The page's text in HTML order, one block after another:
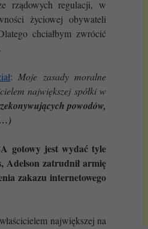
rządowych regulacji, w
życiowej obywateli
chciałbym zwrócić
: Moje zasady moralne
największej spółki w
powodów,
gotowy jest wydać tyle
Adelson zatrudnił armię
zakazu internetowego
największej na